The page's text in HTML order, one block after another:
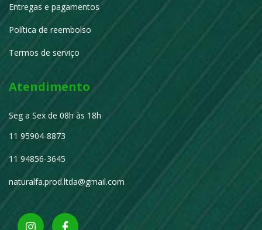
Entregas e pagamentos
Política de reembolso
Termos de serviço
Atendimento
Seg a Sex de 08h às 18h
11 95904-8873
11 94856-3645
naturalfa.prod.ltda@gmail.com